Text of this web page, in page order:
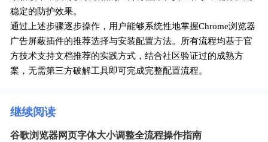
稳定的防护效果。
通过上述步骤逐步操作，用户能够系统性地掌握Chrome浏览器
广告屏蔽插件的推荐选择与安装配置方法。所有流程均基于官
方技术支持文档推荐的实践方式，结合社区验证过的成熟方
案，无需第三方破解工具即可完成完整配置流程。
继续阅读
谷歌浏览器网页字体大小调整全流程操作指南